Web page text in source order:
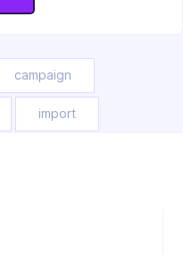
campaign
import